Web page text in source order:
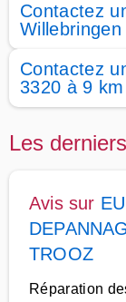
Contactez
Contactez
3320 à 9
Les
Avis sur
TROOZ
Réparation